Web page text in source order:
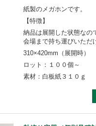
紙製のメガホンです。
【特徴】
納品は展開した状態なの
会場まで持ち運びいただ
310×420mm（展開時）
ロット：１００個～
素材：白板紙３１０ｇ